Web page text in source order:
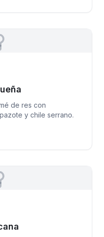
de res con
y chile serrano.